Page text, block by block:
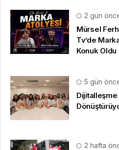
2 gün
Mürsel
Tv’de
Konuk Oldu
5 gün
2 hafta